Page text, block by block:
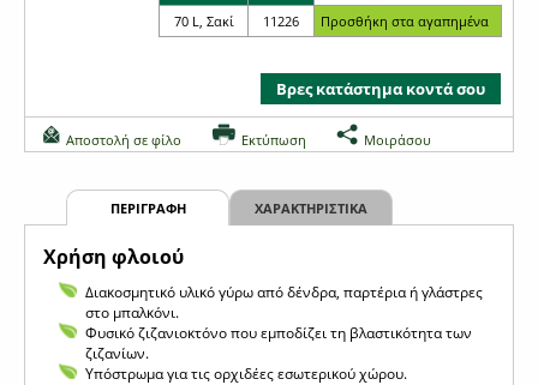
70 L, Σακί
11226
Βρες κατάστημα κοντά σου
Αποστολή σε φίλο Εκτύπωση Μοιράσου
ΠΕΡΙΓΡΑΦΗ ΧΑΡΑΚΤΗΡΙΣΤΙΚΑ
Χρήση φλοιού
Διακοσμητικό υλικό γύρω από δένδρα, παρτέρια ή γλάστρες
στο μπαλκόνι.
Φυσικό ζιζανιοκτόνο που εμποδίζει τη βλαστικότητα των
ζιζανίων.
Υπόστρωμα για τις ορχιδέες εσωτερικού χώρου.